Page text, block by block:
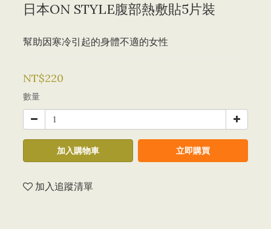
日本ON STYLE腹部熱敷貼5片裝
幫助因寒冷引起的身體不適的女性
NT$220
數量
加入購物車 立即購買
加入追蹤清單